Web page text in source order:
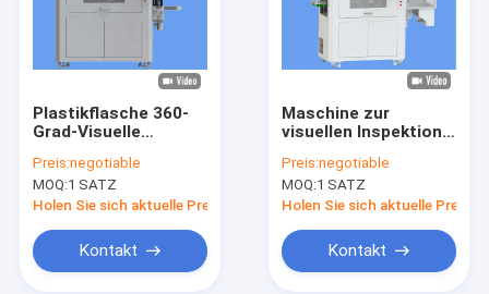
Plastikflasche 360-
Grad-Visuelle
mit kostenlosem
Fernbedienung
Preis:negotiable
MOQ:1 SATZ
Holen Sie sich aktuelle Preis
Kontakt
Maschine zur
visuellen Inspektion
Augentropffflaschen
Preis:negotiable
MOQ:1 SATZ
Holen Sie sich aktuelle Preis
Kontakt